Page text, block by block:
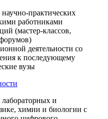
практических
работниками
(мастер-классов,
деятельности со
к последующему
вузы
и
химии и биологии с